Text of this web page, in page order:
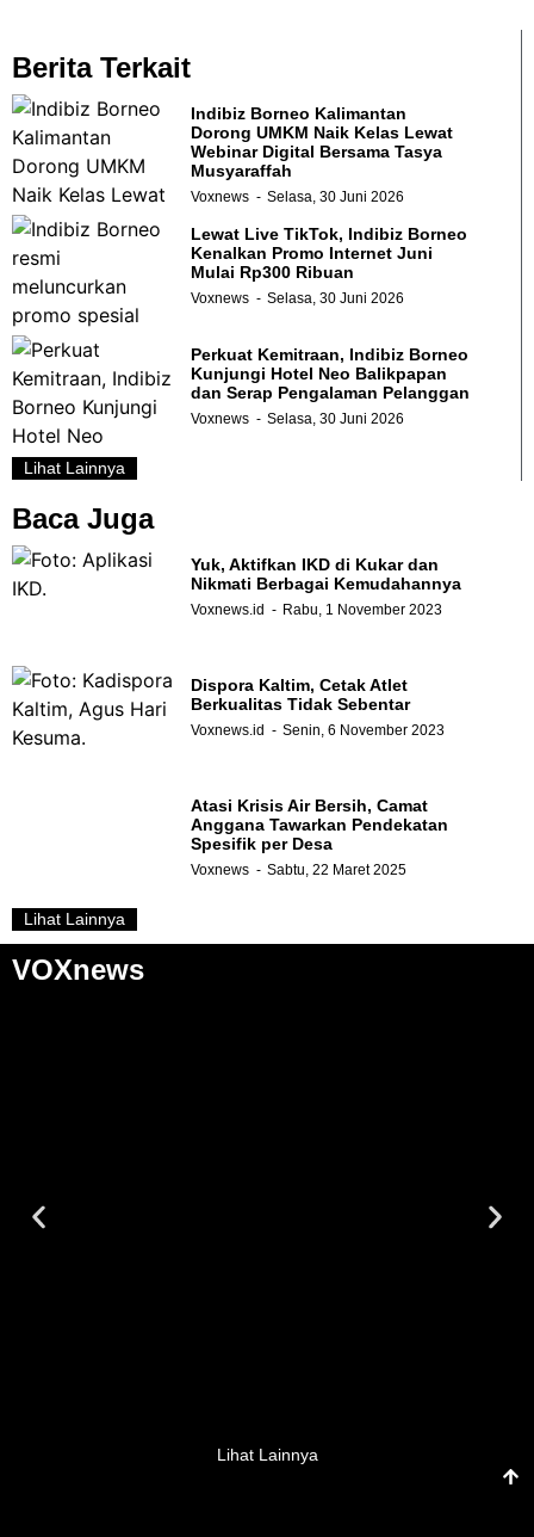
Berita Terkait
Indibiz Borneo Kalimantan
Dorong UMKM Naik Kelas Lewat
Webinar Digital Bersama Tasya
Musyaraffah
Voxnews Selasa, 30 Juni 2026
Lewat Live TikTok, Indibiz Borneo
Kenalkan Promo Internet Juni
Mulai Rp300 Ribuan
Voxnews Selasa, 30 Juni 2026
Perkuat Kemitraan, Indibiz Borneo
Kunjungi Hotel Neo Balikpapan
dan Serap Pengalaman Pelanggan
Voxnews Selasa, 30 Juni 2026
Lihat Lainnya
Baca Juga
Yuk, Aktifkan IKD di Kukar dan
Nikmati Berbagai Kemudahannya
Voxnews.id Rabu, 1 November 2023
Dispora Kaltim, Cetak Atlet
Berkualitas Tidak Sebentar
Voxnews.id Senin, 6 November 2023
Atasi Krisis Air Bersih, Camat
Anggana Tawarkan Pendekatan
Spesifik per Desa
Voxnews Sabtu, 22 Maret 2025
Lihat Lainnya
VOXnews
Lihat Lainnya